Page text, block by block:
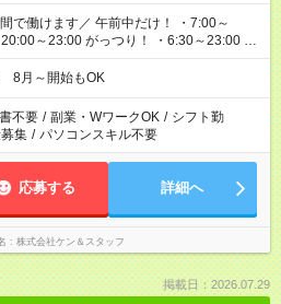
午前中だけ！ ・7:00～
※時間曜日イベントによ
8月～開始もOK
不要 / 副業・WワークOK / シフト勤
集 / パソコンスキル不要
応募する 詳細へ
株式会社ケン＆スタッフ
掲載日：2026.07.29